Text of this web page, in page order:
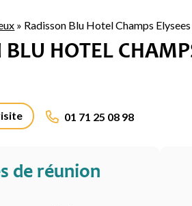
» Radisson Blu Hotel Champs
BLU HOTEL
01 71 25 08 98
de réunion